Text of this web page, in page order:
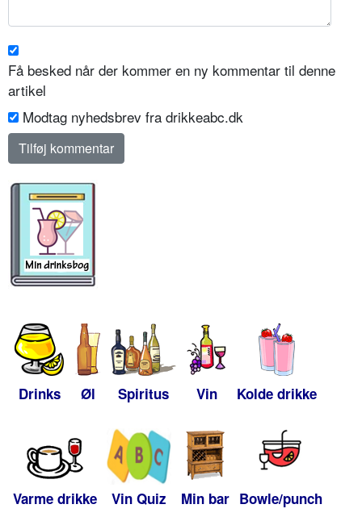
Få besked når der kommer en ny kommentar til denne
artikel
Modtag nyhedsbrev fra drikkeabc.dk
Drinks Øl Spiritus Vin Kolde drikke
Varme drikke Vin Quiz Min bar Bowle/punch